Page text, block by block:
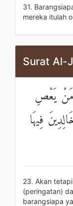
31.
mereka itulah
Surat Al-
يَعْصِ
فِيهَا
23. Akan
(peringatan)
barangsiapa